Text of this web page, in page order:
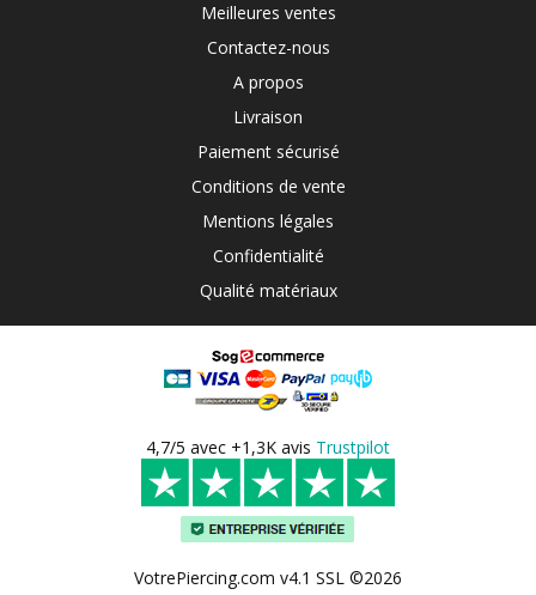
Meilleures ventes
Contactez-nous
A propos
Livraison
Paiement sécurisé
Conditions de vente
Mentions légales
Confidentialité
Qualité matériaux
4,7/5 avec +1,3K avis Trustpilot
VotrePiercing.com v4.1 SSL ©2026